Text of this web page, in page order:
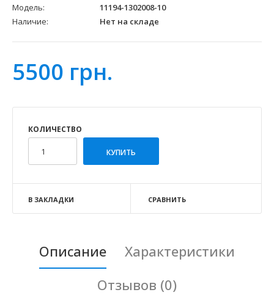
Модель:
11194-1302008-10
Наличие:
Нет на складе
5500 грн.
КОЛИЧЕСТВО
В ЗАКЛАДКИ СРАВНИТЬ
Описание
Характеристики
Отзывов (0)